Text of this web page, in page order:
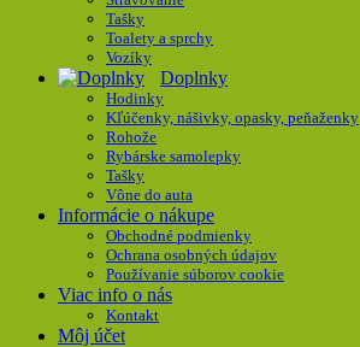
Tašky
Toalety a sprchy
Vozíky
Doplnky
Hodinky
Kľúčenky, nášivky, opasky, peňaženky
Rohože
Rybárske samolepky
Tašky
Vône do auta
Informácie o nákupe
Obchodné podmienky
Ochrana osobných údajov
Používanie súborov cookie
Viac info o nás
Kontakt
Môj účet